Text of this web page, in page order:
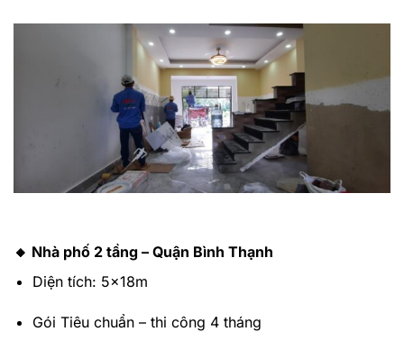
🔸 Nhà phố 2 tầng – Quận Bình Thạnh
Diện tích: 5x18m
Gói Tiêu chuẩn – thi công 4 tháng